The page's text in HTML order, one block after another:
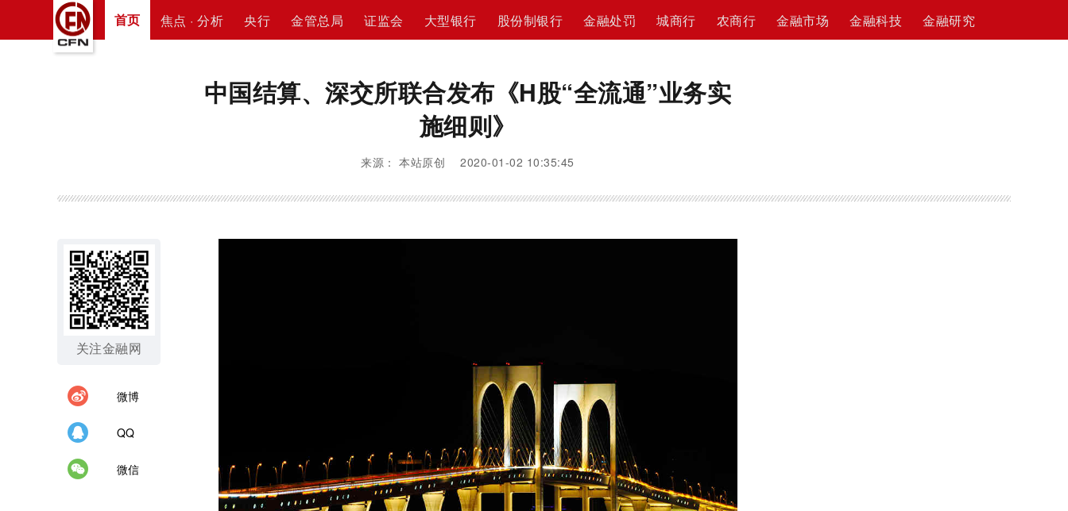
首页 焦点 · 分析 央行 金管总局 证监会 大型银行 股份制银行 金融处罚 城商行 农商行 金融市场 金融科技 金融研究
中国结算、深交所联合发布《H股“全流通”业务实
施细则》
来源： 本站原创 2020-01-02 10:35:45
关注金融网
微博
QQ
微信